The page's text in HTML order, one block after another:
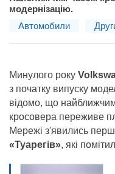
модернізацію.
Автомобили
Минулого року
з початку випуску
відомо, що
кросовера переживе
Мережі з'явились
«Туарегів», які